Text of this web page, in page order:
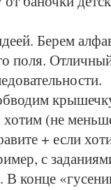
Берем
поля.
хотим (не
+ если
с
В конце